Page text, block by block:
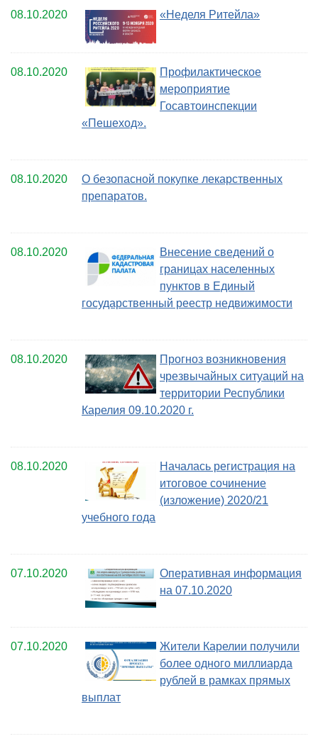
08.10.2020 «Неделя Ритейла»
08.10.2020
Профилактическое
мероприятие
Госавтоинспекции
«Пешеход».
08.10.2020
О безопасной покупке лекарственных
препаратов.
08.10.2020
Внесение сведений о
границах населенных
пунктов в Единый
государственный реестр недвижимости
08.10.2020
Прогноз возникновения
чрезвычайных ситуаций на
территории Республики
Карелия 09.10.2020 г.
08.10.2020
Началась регистрация на
итоговое сочинение
(изложение) 2020/21
учебного года
07.10.2020
Оперативная информация
на 07.10.2020
07.10.2020
Жители Карелии получили
более одного миллиарда
рублей в рамках прямых
выплат